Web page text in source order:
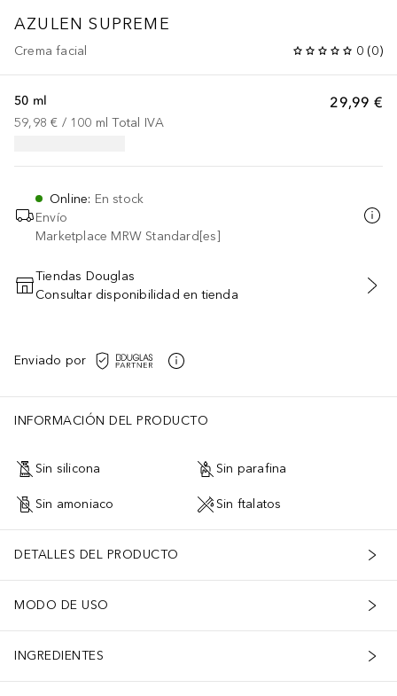
AZULEN SUPREME
Crema facial 0 (0)
29,99 €
50 ml
59,98 € / 100 ml Total IVA
Online: En stock
Envío
Marketplace MRW Standard[es]
AÑADIR AL CARRITO
Tiendas Douglas
Consultar disponibilidad en tienda
Enviado por
INFORMACIÓN DEL PRODUCTO
Sin silicona Sin parafina
Sin amoniaco Sin ftalatos
DETALLES DEL PRODUCTO
MODO DE USO
INGREDIENTES